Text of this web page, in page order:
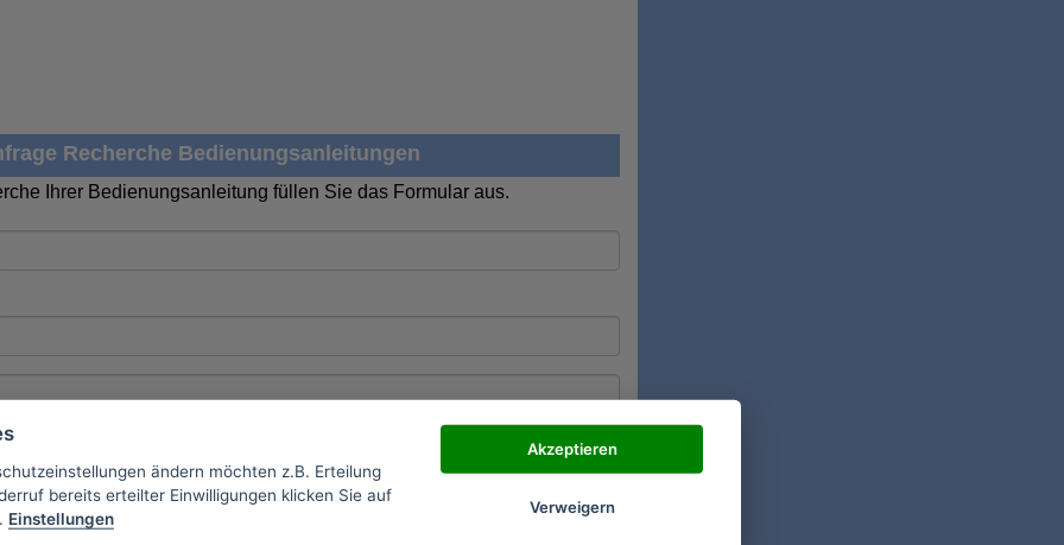
Recherche Bedienungsanleitungen
Ihrer Bedienungsanleitung füllen Sie das Formular aus.
ändern möchten z.B. Erteilung
bereits erteilter Einwilligungen klicken Sie auf
Einstellungen
Akzeptieren
Verweigern